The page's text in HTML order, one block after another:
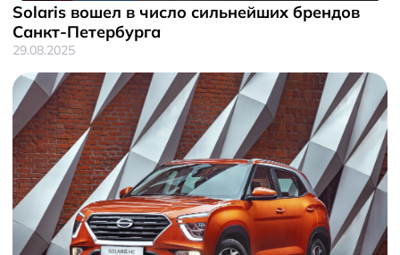
Solaris вошел в число сильнейших брендов
Санкт-Петербурга
29.08.2025